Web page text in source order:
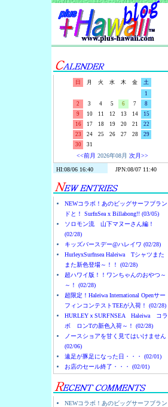
日 月 火 水 木 金
土
1
2
3 4 5 6 7
8
9
10 11 12 13 14
15
16
17 18 19 20 21
22
23
24 25 26 27 28
29
30
31
<<前月 2026年08月 次月>>
NEWコラボ！あのビッグサーフブラン
ドと！ SurfnSea x Billabong!! (03/05)
ソロモン流 山下マヌーさん編！
(02/28)
キッズバースデー@ハレイワ (02/28)
HurleyxSurfnsea Haleiwa Tシャツまた
また新色登場～！！ (02/28)
超ハワイ版！！ワンちゃんのおやつ～
～！ (02/28)
超限定！Haleiwa International Openサー
フィンコンテストTEEが入荷！ (02/28)
HURLEYｘSURFNSEA Haleiwa コラ
ボ ロンTの新色入荷～！ (02/28)
ノースショアを甘く見てはいけません
(02/06)
遠足が豚足になった日・・・ (02/01)
お店のセール終了・・・ (02/01)
NEWコラボ！あのビッグサーフブラン